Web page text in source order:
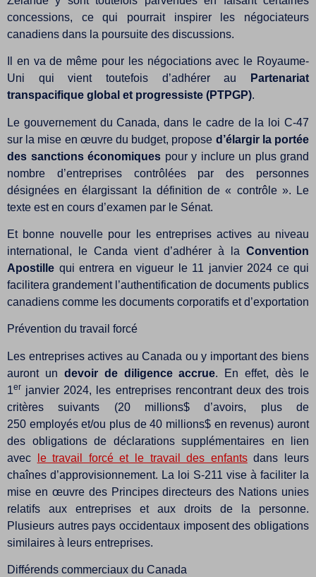
concessions, ce qui pourrait inspirer les négociateurs
canadiens dans la poursuite des discussions.
Il en va de même pour les négociations avec le Royaume-
Uni qui vient toutefois d’adhérer au
Partenariat
transpacifique global et progressiste (PTPGP).
Le gouvernement du Canada, dans le cadre de la loi C-47
sur la mise en œuvre du budget, propose d’élargir la portée
des sanctions économiques pour y inclure un plus grand
nombre d’entreprises contrôlées par des personnes
désignées en élargissant la définition de « contrôle ». Le
texte est en cours d’examen par le Sénat.
Et bonne nouvelle pour les entreprises actives au niveau
international, le Canda vient d’adhérer à la Convention
Apostille qui entrera en vigueur le 11 janvier 2024 ce qui
facilitera grandement l’authentification de documents publics
canadiens comme les documents corporatifs et d’exportation
Prévention du travail forcé
Les entreprises actives au Canada ou y important des biens
auront un devoir de diligence accrue. En effet, dès le
1er janvier 2024, les entreprises rencontrant deux des trois
critères suivants (20 millions$ d’avoirs, plus de
250 employés et/ou plus de 40 millions$ en revenus) auront
des obligations de déclarations supplémentaires en lien
avec
le travail forcé et le travail des enfantsdans leurs
chaînes d’approvisionnement. La loi S-211 vise à faciliter la
mise en œuvre des Principes directeurs des Nations unies
relatifs aux entreprises et aux droits de la personne.
Plusieurs autres pays occidentaux imposent des obligations
similaires à leurs entreprises.
Différends commerciaux du Canada